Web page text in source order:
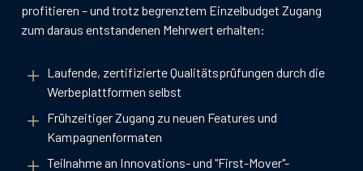
profitieren – und trotz begrenztem Einzelbudget Zugang
zum daraus entstandenen Mehrwert erhalten:
Laufende, zertifizierte Qualitätsprüfungen durch die
Werbeplattformen selbst
Frühzeitiger Zugang zu neuen Features und
Kampagnenformaten
Teilnahme an Innovations- und "First-Mover"-